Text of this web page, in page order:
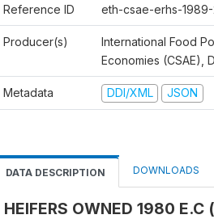
Reference ID eth-csae-erhs-
Producer(s)
International Food
Economies (CSAE),
Metadata DDI/XML JSON
DATA DESCRIPTION DOWNLOADS
HEIFERS OWNED 1980